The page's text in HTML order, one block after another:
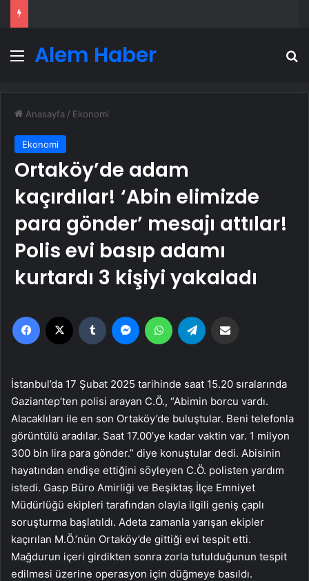
MenüAlem Haber
Anasayfa / Ekonomi
Ekonomi
Ortaköy’de adam
kaçırdılar! ‘Abin elimizde
para gönder’ mesajı attılar!
Polis evi basıp adamı
kurtardı 3 kişiyi yakaladı
Facebook Tumblr MessengerWhatsApp
İstanbul’da 17 Şubat 2025 tarihinde saat 15.20 sıralarında
Gaziantep’ten polisi arayan C.Ö., “Abimin borcu vardı.
Alacaklıları ile en son Ortaköy’de buluştular. Beni telefonla
görüntülü aradılar. Saat 17.00’ye kadar vaktin var. 1 milyon
300 bin lira para gönder.” diye konuştular dedi. Abisinin
hayatından endişe ettiğini söyleyen C.Ö. polisten yardım
istedi. Gasp Büro Amirliği ve Beşiktaş İlçe Emniyet
Müdürlüğü ekipleri tarafından olayla ilgili geniş çaplı
soruşturma başlatıldı. Adeta zamanla yarışan ekipler
kaçırılan M.Ö.’nün Ortaköy’de gittiği evi tespit etti.
Mağdurun içeri girdikten sonra zorla tutulduğunun tespit
edilmesi üzerine operasyon için düğmeye basıldı.